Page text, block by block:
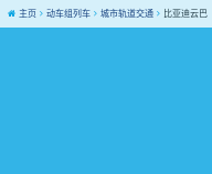
主页 动车组列车 城市轨道交通 比亚迪云巴